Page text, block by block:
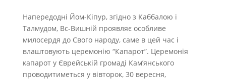
Напередодні Йом-Кіпур, згідно з Каббалою і
Талмудом, Вс-Вишній проявляє особливе
милосердя до Свого народу, саме в цей час і
влаштовують церемонію “Капарот”. Церемонія
капарот у Єврейській громаді Кам’янського
проводитиметься у вівторок, 30 вересня,